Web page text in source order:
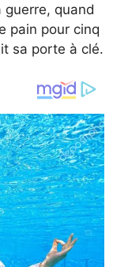
quand
pain pour cinq
sa porte à clé.